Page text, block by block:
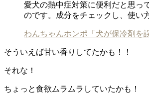
愛犬の熱中症対策に便利だと思っ
のです。成分をチェックし、使い
わんちゃんホンポ「犬が保冷剤を
そういえば甘い香りしてたかも！！
それな！
ちょっと食欲ムラムラしていたかも！